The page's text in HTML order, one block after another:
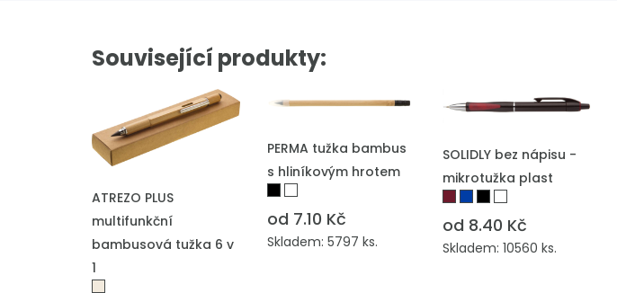
Související produkty:
ATREZO PLUS
multifunkční
bambusová tužka 6 v
1
PŘIDAT DO POPTÁVKY
PERMA tužka bambus
s hliníkovým hrotem
od 7.10 Kč
Skladem: 5797 ks.
PŘIDAT DO POPTÁVKY
SOLIDLY bez nápisu -
mikrotužka plast
od 8.40 Kč
Skladem: 10560 ks.